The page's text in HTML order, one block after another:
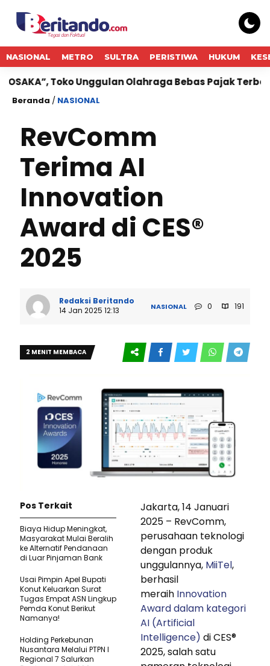
NASIONAL METRO SULTRA PERISTIWA HUKUM
Unggulan Olahraga Bebas Pajak Terbesar di
Beranda / NASIONAL
RevComm
Terima AI
Innovation
Award di CES®
2025
Redaksi Beritando
14 Jan 2025 12:13
NASIONAL 0 191
2 MENIT MEMBACA
Jakarta, 14 Januari
2025 – RevComm,
perusahaan teknologi
dengan produk
unggulannya, MiiTel,
berhasil
meraih Innovation
Award dalam kategori
AI (Artificial
Intelligence) di CES®
2025, salah satu
Pos Terkait
Biaya Hidup Meningkat,
Masyarakat Mulai Beralih
ke Alternatif Pendanaan
di Luar Pinjaman Bank
Usai Pimpin Apel Bupati
Konut Keluarkan Surat
Tugas Empat ASN Lingkup
Pemda Konut Berikut
Namanya!
Holding Perkebunan
Nusantara Melalui PTPN I
Regional 7 Salurkan